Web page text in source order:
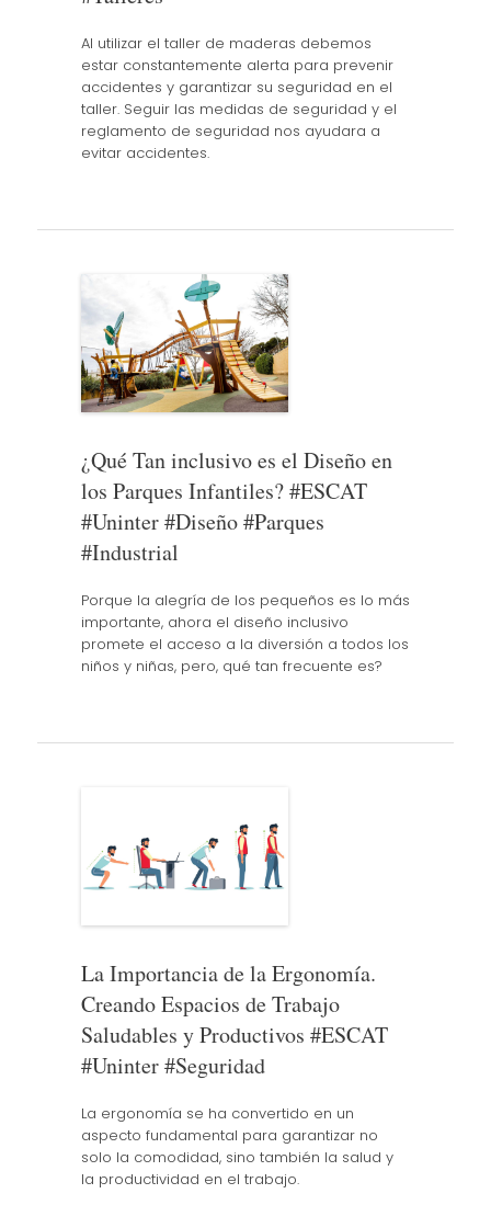
Al utilizar el taller de maderas debemos
estar constantemente alerta para prevenir
accidentes y garantizar su seguridad en el
taller. Seguir las medidas de seguridad y el
reglamento de seguridad nos ayudara a
evitar accidentes.
¿Qué Tan inclusivo es el Diseño en
los Parques Infantiles? #ESCAT
#Uninter #Diseño #Parques
#Industrial
Porque la alegría de los pequeños es lo más
importante, ahora el diseño inclusivo
promete el acceso a la diversión a todos los
niños y niñas, pero, qué tan frecuente es?
La Importancia de la Ergonomía.
Creando Espacios de Trabajo
Saludables y Productivos #ESCAT
#Uninter #Seguridad
La ergonomía se ha convertido en un
aspecto fundamental para garantizar no
solo la comodidad, sino también la salud y
la productividad en el trabajo.